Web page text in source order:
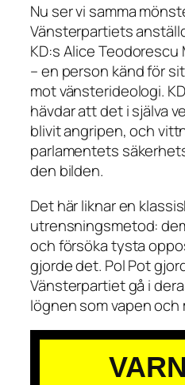
Nu ser vi samma
Vänsterpartiets
KD:s Alice
– en person känd för
mot vänsterideologi.
hävdar att det i själva
blivit angripen, och
parlamentets
den bilden.
Det här liknar en
utrensningsmetod:
och försöka tysta
gjorde det. Pol Pot
Vänsterpartiet gå i
lögnen som vapen och